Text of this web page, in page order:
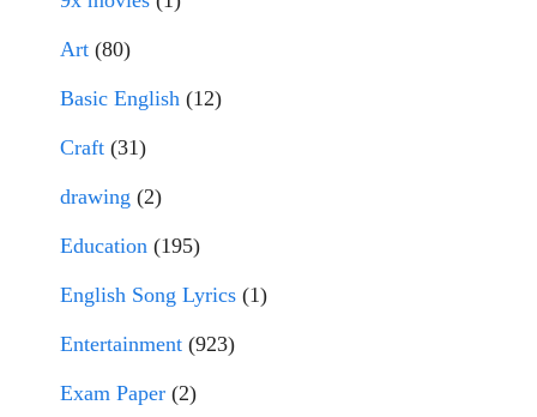
Art (80)
Basic English (12)
Craft (31)
drawing (2)
Education (195)
English Song Lyrics (1)
Entertainment (923)
Exam Paper (2)